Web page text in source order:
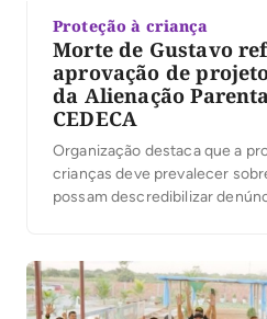
Proteção à criança
Morte de Gustavo
aprovação de
da Alienação
CEDECA
Organização destaca que a
crianças deve prevalecer
possam descredibilizar